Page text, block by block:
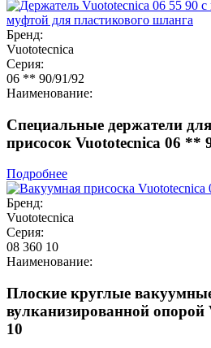
Бренд:
Vuototecnica
Серия:
06 ** 90/91/92
Наименование:
Специальные держатели
присосок Vuototecnica 06 **
Подробнее
Бренд:
Vuototecnica
Серия:
08 360 10
Наименование:
Плоские круглые
вулканизированной опорой
10